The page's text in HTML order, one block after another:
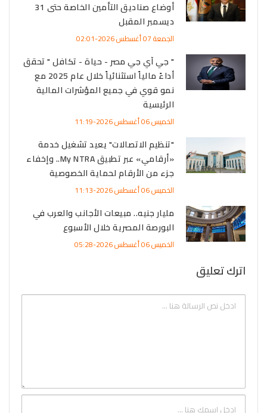
أوضاع صناديق التأمين الخاصة حتى 31
ديسمبر المقبل
الجمعة 07 أغسطس 2026-02:01
" جي آي جي مصر - حياة - تكافل " تحقق
أداءً مالياً استثنائياً خلال عام 2025 مع
نمو قوي في جميع المؤشرات المالية
الرئيسية
الخميس 06 أغسطس 2026-11:19
"تنظيم الاتصالات" يعيد تشغيل خدمة
«أرقامي» عبر تطبيق My NTRA.. وإخفاء
جزء من الأرقام لحماية الخصوصية
الخميس 06 أغسطس 2026-11:13
مليار جنيه.. مبيعات الأجانب والعرب في
البورصة المصرية خلال الأسبوع
الخميس 06 أغسطس 2026-05:28
اترك تعليق